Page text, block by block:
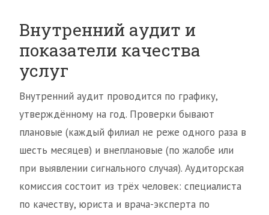
Внутренний аудит и
показатели качества
услуг
Внутренний аудит проводится по графику,
утверждённому на год. Проверки бывают
плановые (каждый филиал не реже одного раза в
шесть месяцев) и внеплановые (по жалобе или
при выявлении сигнального случая). Аудиторская
комиссия состоит из трёх человек: специалиста
по качеству, юриста и врача-эксперта по